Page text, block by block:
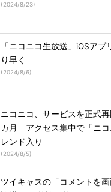
(2024/8/23)
「ニコニコ生放送」iOSア
り早く
(2024/8/6)
ニコニコ、サービスを正式
カ月 アクセス集中で「ニコ
レンド入り
(2024/8/5)
ツイキャスの「コメントを